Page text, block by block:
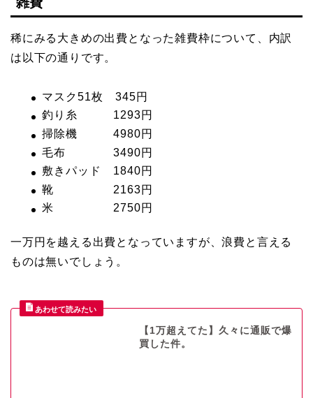
稀にみる大きめの出費となった雑費枠について、内訳
は以下の通りです。
マスク51枚 345円
釣り糸 1293円
掃除機 4980円
毛布 3490円
敷きパッド 1840円
靴 2163円
米 2750円
一万円を越える出費となっていますが、浪費と言える
ものは無いでしょう。
【1万超えてた】久々に通販で爆
買した件。